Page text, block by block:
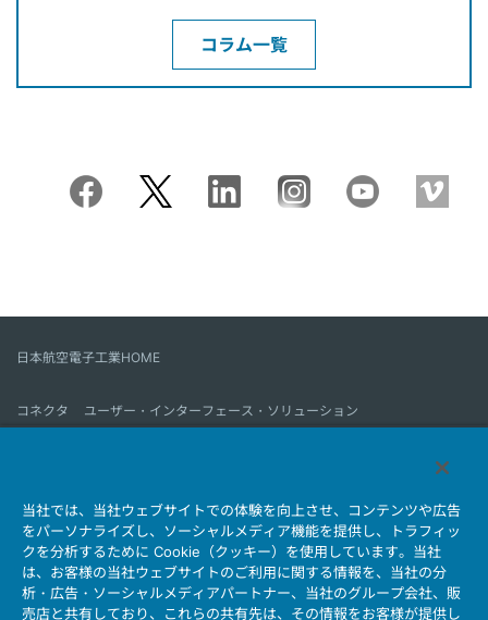
コラム一覧
日本航空電子工業HOME
コネクタ
ユーザー・インターフェース・ソリューション
会社情報 サステナビリティ IR情報 採用情報
会社情報新着一覧
製品情報新着一覧
サイトマップ お問い合わせ
当社では、当社ウェブサイトでの体験を向上させ、コンテンツや広告
をパーソナライズし、ソーシャルメディア機能を提供し、トラフィッ
クを分析するために Cookie（クッキー）を使用しています。当社
は、お客様の当社ウェブサイトのご利用に関する情報を、当社の分
析・広告・ソーシャルメディアパートナー、当社のグループ会社、販
売店と共有しており、これらの共有先は、その情報をお客様が提供し